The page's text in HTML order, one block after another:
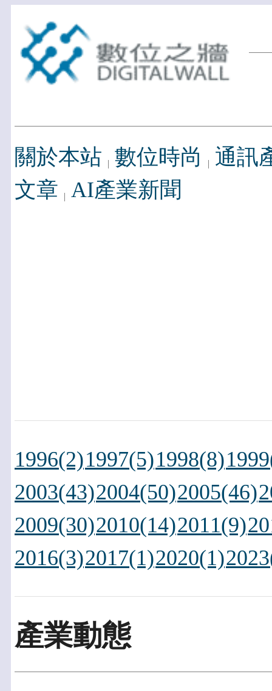
關於本站 數位時尚
通訊
文章 AI產業新聞
1996(2)1997(5)1998(8)
2003(43)2004(50)2005(46)
2009(30)2010(14)2011(9)
2016(3)2017(1)2020(1)
產業動態